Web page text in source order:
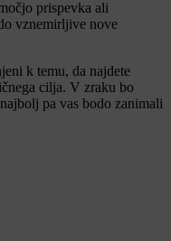
prispevka ali
vznemirljive nove
k temu, da najdete
cilja. V zraku bo
pa vas bodo zanimali